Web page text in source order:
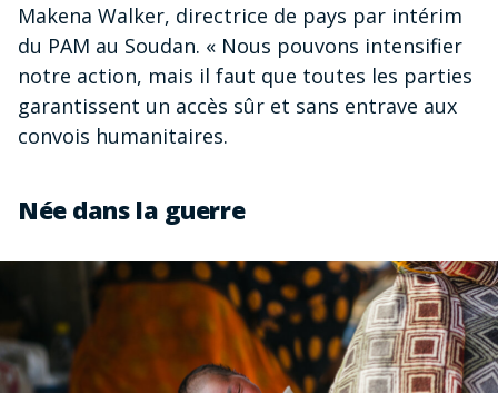
Makena Walker, directrice de pays par intérim
du PAM au Soudan. « Nous pouvons intensifier
notre action, mais il faut que toutes les parties
garantissent un accès sûr et sans entrave aux
convois humanitaires.
Née dans la guerre